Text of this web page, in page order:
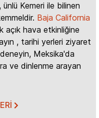
, ünlü Kemeri ile bilinen
Baja California
açık hava etkinliğine
, tarihi yerleri ziyaret
Meksika'da
ve dinlenme arayan